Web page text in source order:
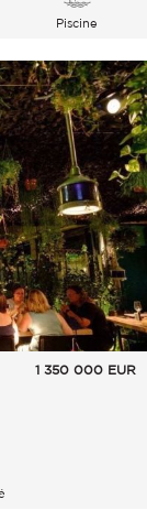
Piscine
1 350 000 EUR